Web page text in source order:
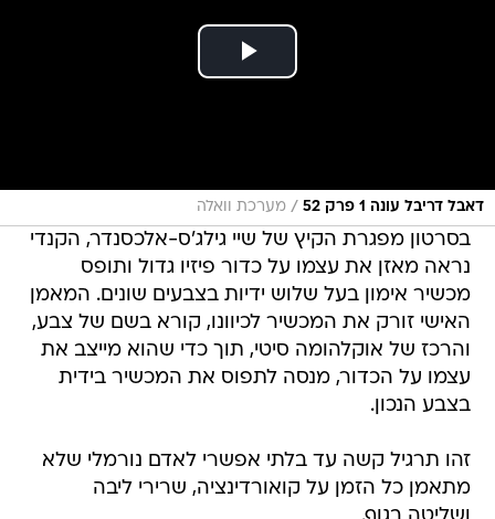
דאבל דריבל עונה 1 פרק 52 / מערכת וואלה
בסרטון מפגרת הקיץ של שיי גילג'ס-אלכסנדר, הקנדי
נראה מאזן את עצמו על כדור פיזיו גדול ותופס
מכשיר אימון בעל שלוש ידיות בצבעים שונים. המאמן
האישי זורק את המכשיר לכיוונו, קורא בשם של צבע,
והרכז של אוקלהומה סיטי, תוך כדי שהוא מייצב את
עצמו על הכדור, מנסה לתפוס את המכשיר בידית
בצבע הנכון.
זהו תרגיל קשה עד בלתי אפשרי לאדם נורמלי שלא
מתאמן כל הזמן על קואורדינציה, שרירי ליבה